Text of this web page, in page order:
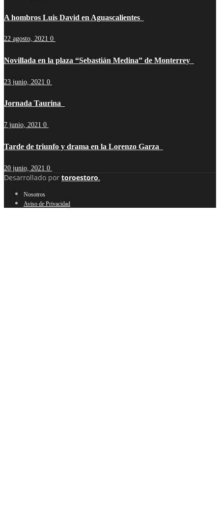
A hombros Luis David en Aguascalientes
22 agosto, 2021 0
Novillada en la plaza “Sebastián Medina” de Monterrey
23 junio, 2021 0
Jornada Taurina
7 junio, 2021 0
Tarde de triunfo y drama en la Lorenzo Garza
20 junio, 2021 0
Desarrollado por toroestoro.
Nosotros
Aviso de Privacidad